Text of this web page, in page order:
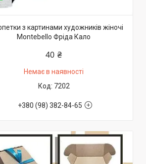
з картинами художників жіночі
Montebello Фріда Кало
40 ₴
Немає в наявності
7202
+380 (98) 382-84-65